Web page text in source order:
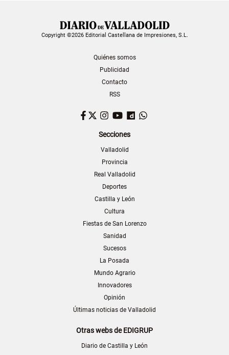
Copyright ©2026 Editorial Castellana de Impresiones, S.L.
Quiénes somos
Publicidad
Contacto
RSS
Facebook
TwitterInstagram
YouTubeDailymotion
Secciones
Valladolid
Provincia
Real Valladolid
Deportes
Castilla y León
Cultura
Fiestas de San Lorenzo
Sanidad
Sucesos
La Posada
Mundo Agrario
Innovadores
Opinión
Últimas noticias de Valladolid
Otras webs de EDIGRUP
Diario de Castilla y León